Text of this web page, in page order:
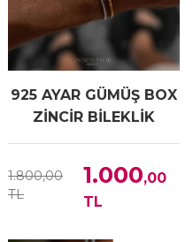
925 AYAR GÜMÜŞ BOX
ZİNCİR BİLEKLİK
1.800,00
TL
1.000,00
TL